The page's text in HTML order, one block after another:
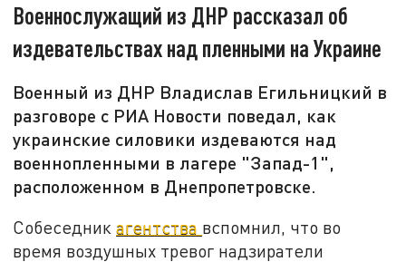
Военнослужащий из ДНР рассказал об
издевательствах над пленными на Украине
Военный из ДНР Владислав Егильницкий в
разговоре с РИА Новости поведал, как
украинские силовики издеваются над
военнопленными в лагере "Запад-1",
расположенном в Днепропетровске.
Собеседникагентства вспомнил, что во
время воздушных тревог надзиратели